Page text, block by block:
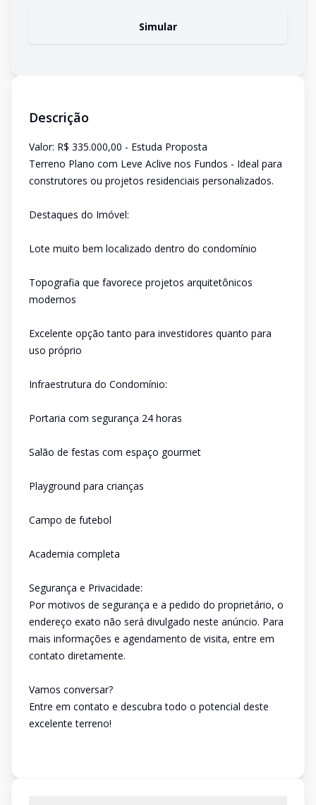
Simular
Descrição
Valor: R$ 335.000,00 - Estuda Proposta
Terreno Plano com Leve Aclive nos Fundos - Ideal para
construtores ou projetos residenciais personalizados.
Destaques do Imóvel:
Lote muito bem localizado dentro do condomínio
Topografia que favorece projetos arquitetônicos
modernos
Excelente opção tanto para investidores quanto para
uso próprio
Infraestrutura do Condomínio:
Portaria com segurança 24 horas
Salão de festas com espaço gourmet
Playground para crianças
Campo de futebol
Academia completa
Segurança e Privacidade:
Por motivos de segurança e a pedido do proprietário, o
endereço exato não será divulgado neste anúncio. Para
mais informações e agendamento de visita, entre em
contato diretamente.
Vamos conversar?
Entre em contato e descubra todo o potencial deste
excelente terreno!